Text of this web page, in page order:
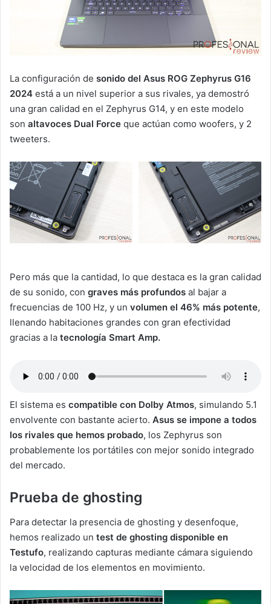
La configuración de sonido del Asus ROG Zephyrus G16
2024 está a un nivel superior a sus rivales, ya demostró
una gran calidad en el Zephyrus G14, y en este modelo
son altavoces Dual Force que actúan como woofers, y 2
tweeters.
Pero más que la cantidad, lo que destaca es la gran calidad
de su sonido, con graves más profundos al bajar a
frecuencias de 100 Hz, y un volumen el 46% más potente,
llenando habitaciones grandes con gran efectividad
gracias a la tecnología Smart Amp.
El sistema es compatible con Dolby Atmos, simulando 5.1
envolvente con bastante acierto. Asus se impone a todos
los rivales que hemos probado, los Zephyrus son
probablemente los portátiles con mejor sonido integrado
del mercado.
Prueba de ghosting
Para detectar la presencia de ghosting y desenfoque,
hemos realizado un test de ghosting disponible en
Testufo, realizando capturas mediante cámara siguiendo
la velocidad de los elementos en movimiento.